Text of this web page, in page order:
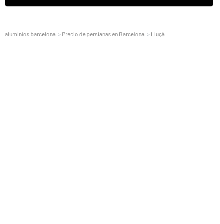
aluminios barcelona Precio de persianas en Barcelona Lluçà